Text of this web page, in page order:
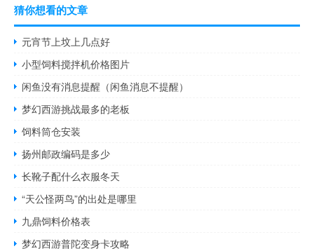
猜你想看的文章
元宵节上坟上几点好
小型饲料搅拌机价格图片
闲鱼没有消息提醒（闲鱼消息不提醒）
梦幻西游挑战最多的老板
饲料筒仓安装
扬州邮政编码是多少
长靴子配什么衣服冬天
“天公怪两鸟”的出处是哪里
九鼎饲料价格表
梦幻西游普陀变身卡攻略